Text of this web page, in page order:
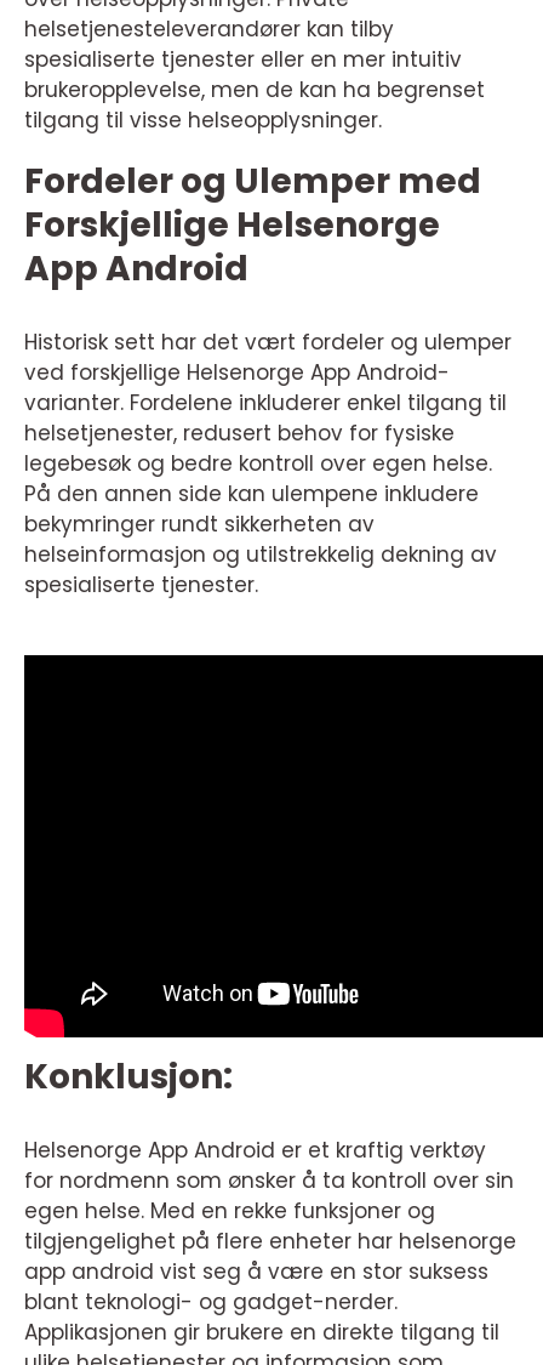
helsetjenesteleverandører kan tilby
spesialiserte tjenester eller en mer intuitiv
brukeropplevelse, men de kan ha begrenset
tilgang til visse helseopplysninger.
Fordeler og Ulemper med
Forskjellige Helsenorge
App Android
Historisk sett har det vært fordeler og ulemper
ved forskjellige Helsenorge App Android-
varianter. Fordelene inkluderer enkel tilgang til
helsetjenester, redusert behov for fysiske
legebesøk og bedre kontroll over egen helse.
På den annen side kan ulempene inkludere
bekymringer rundt sikkerheten av
helseinformasjon og utilstrekkelig dekning av
spesialiserte tjenester.
Konklusjon:
Helsenorge App Android er et kraftig verktøy
for nordmenn som ønsker å ta kontroll over sin
egen helse. Med en rekke funksjoner og
tilgjengelighet på flere enheter har helsenorge
app android vist seg å være en stor suksess
blant teknologi- og gadget-nerder.
Applikasjonen gir brukere en direkte tilgang til